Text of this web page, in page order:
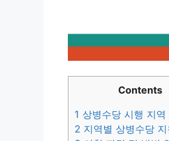
Contents
1 상병수당 시행 지역
2 지역별 상병수당